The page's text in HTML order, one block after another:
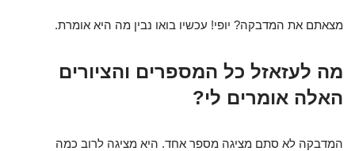
מצאתם את המדבקה? יופי! עכשיו בואו נבין מה היא אומרת.
מה לעזאזל כל המספרים והציורים
האלה אומרים לי?
המדבקה לא סתם מציגה מספר אחד. היא מציגה לרוב כמה